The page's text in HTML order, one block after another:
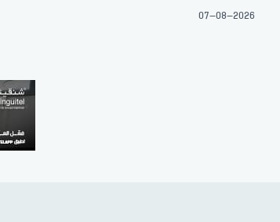
07-08-2026